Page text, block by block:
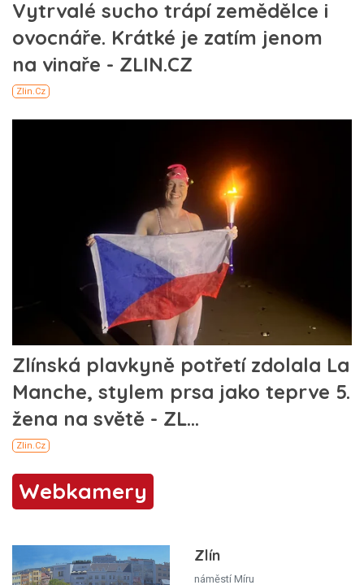
Webkamery
Zlín
náměstí Míru